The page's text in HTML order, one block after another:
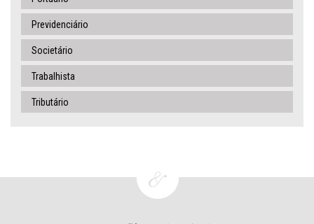
Previdenciário
Societário
Trabalhista
Tributário